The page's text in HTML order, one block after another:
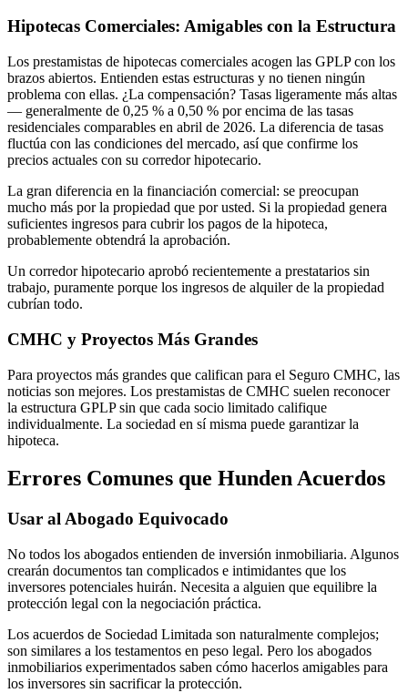
Hipotecas Comerciales: Amigables con la Estructura
Los prestamistas de hipotecas comerciales acogen las GPLP con los
brazos abiertos. Entienden estas estructuras y no tienen ningún
problema con ellas. ¿La compensación? Tasas ligeramente más altas
— generalmente de 0,25 % a 0,50 % por encima de las tasas
residenciales comparables en abril de 2026. La diferencia de tasas
fluctúa con las condiciones del mercado, así que confirme los
precios actuales con su corredor hipotecario.
La gran diferencia en la financiación comercial: se preocupan
mucho más por la propiedad que por usted. Si la propiedad genera
suficientes ingresos para cubrir los pagos de la hipoteca,
probablemente obtendrá la aprobación.
Un corredor hipotecario aprobó recientemente a prestatarios sin
trabajo, puramente porque los ingresos de alquiler de la propiedad
cubrían todo.
CMHC y Proyectos Más Grandes
Para proyectos más grandes que califican para el Seguro CMHC, las
noticias son mejores. Los prestamistas de CMHC suelen reconocer
la estructura GPLP sin que cada socio limitado califique
individualmente. La sociedad en sí misma puede garantizar la
hipoteca.
Errores Comunes que Hunden Acuerdos
Usar al Abogado Equivocado
No todos los abogados entienden de inversión inmobiliaria. Algunos
crearán documentos tan complicados e intimidantes que los
inversores potenciales huirán. Necesita a alguien que equilibre la
protección legal con la negociación práctica.
Los acuerdos de Sociedad Limitada son naturalmente complejos;
son similares a los testamentos en peso legal. Pero los abogados
inmobiliarios experimentados saben cómo hacerlos amigables para
los inversores sin sacrificar la protección.